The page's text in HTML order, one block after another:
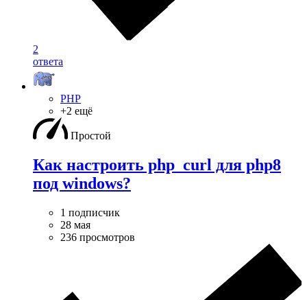
2
ответа
PHP
+2 ещё
Простой
Как настроить php_curl для php8
под windows?
1 подписчик
28 мая
236 просмотров